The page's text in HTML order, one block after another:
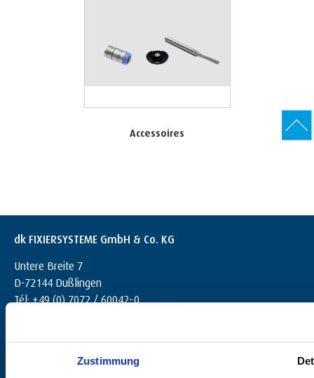
Zustimmung
Accessoires
dk FIXIERSYSTEME GmbH & Co. KG
Untere Breite 7
D-72144 Dußlingen
Tél: +49 (0) 7072 / 60042-0